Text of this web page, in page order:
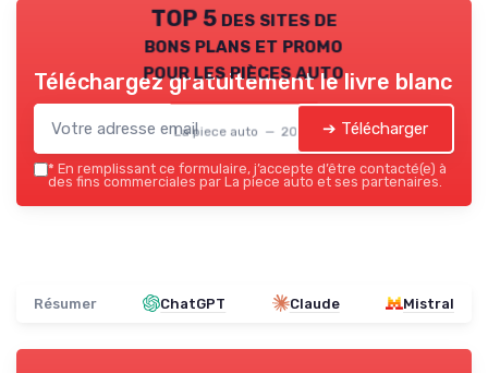
TOP 5 des sites de
bons plans et promo
pour les pièces auto
La piece auto — 2026
Téléchargez gratuitement le livre blanc
➔ Télécharger
* En remplissant ce formulaire, j’accepte d’être contacté(e) à
des fins commerciales par La piece auto et ses partenaires.
Résumer ChatGPT Claude Mistral